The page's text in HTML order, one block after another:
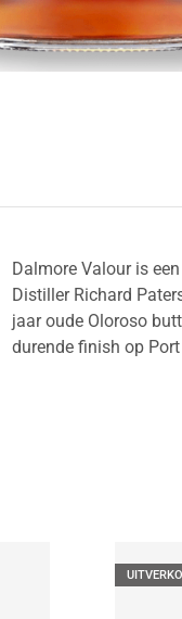
Dalmore Valour is
Distiller Richard
jaar oude Oloroso
durende finish op